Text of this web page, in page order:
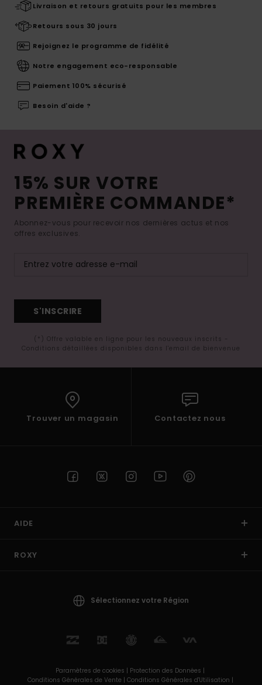
Livraison et retours gratuits pour les membres
Retours sous 30 jours
Rejoignez le programme de fidélité
Notre engagement eco-responsable
Paiement 100% sécurisé
Besoin d'aide ?
15% SUR VOTRE
PREMIÈRE COMMANDE*
Abonnez-vous pour recevoir nos dernières actus et nos
offres exclusives.
S'INSCRIRE
(*) Offre valable en ligne pour les nouveaux inscrits -
Conditions détaillées disponibles dans l'email de bienvenue
Trouver un magasin Contactez nous
AIDE
ROXY
Sélectionnez votre Région
Paramètres de cookies | Protection des Données |
Conditions Générales de Vente | Conditions Générales d'Utilisation |